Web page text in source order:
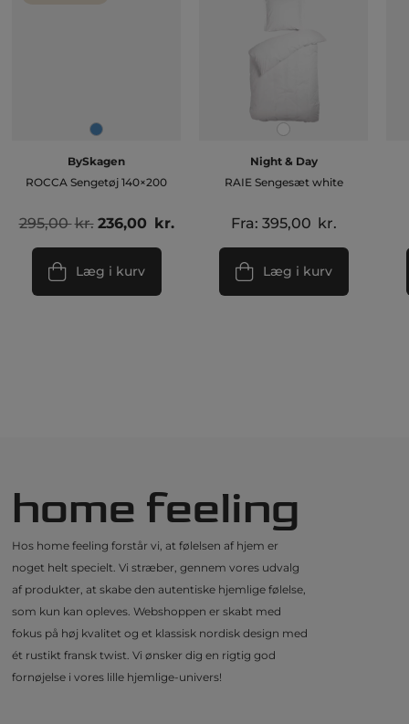
BySkagen
ROCCA Sengetøj 140×200
295,00kr. Den
var:
295,00 kr..
236,00 kr.Den
236,00 kr..
Læg i kurv
Night & Day
RAIE Sengesæt white
Fra: 395,00 kr.
Læg i kurv
home feeling
Hos home feeling forstår vi, at følelsen af hjem er
noget helt specielt. Vi stræber, gennem vores udvalg
af produkter, at skabe den autentiske hjemlige følelse,
som kun kan opleves. Webshoppen er skabt med
fokus på høj kvalitet og et klassisk nordisk design med
ét rustikt fransk twist. Vi ønsker dig en rigtig god
fornøjelse i vores lille hjemlige-univers!